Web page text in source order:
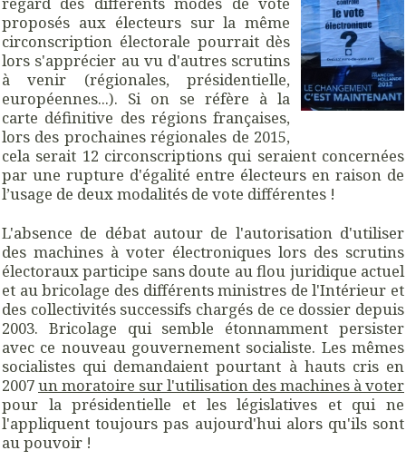
proposés aux électeurs sur la même
circonscription électorale pourrait dès
lors s'apprécier au vu d'autres scrutins
à venir (régionales, présidentielle,
européennes...). Si on se réfère à la
carte définitive des régions françaises,
lors des prochaines régionales de 2015,
cela serait 12 circonscriptions qui seraient concernées
par une rupture d'égalité entre électeurs en raison de
l’usage de deux modalités de vote différentes !
L'absence de débat autour de l'autorisation d'utiliser
des machines à voter électroniques lors des scrutins
électoraux participe sans doute au flou juridique actuel
et au bricolage des différents ministres de l'Intérieur et
des collectivités successifs chargés de ce dossier depuis
2003. Bricolage qui semble étonnamment persister
avec ce nouveau gouvernement socialiste. Les mêmes
socialistes qui demandaient pourtant à hauts cris en
2007un moratoire sur l'utilisation des machines à voter
pour la présidentielle et les législatives et qui ne
l'appliquent toujours pas aujourd'hui alors qu'ils sont
au pouvoir !